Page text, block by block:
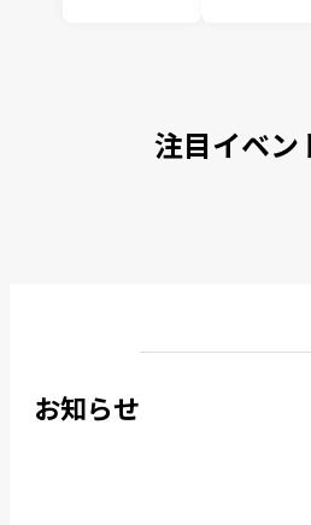
注目イベン
お知らせ